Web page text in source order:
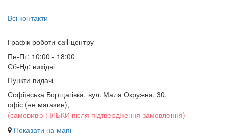
Всі контакти
Графік роботи сall-центру
Пн-Пт: 10:00 - 18:00
Сб-Нд: вихідні
Пункти видачі
Софіївська Борщагівка, вул. Мала Окружна, 30,
офіс (не магазин),
(самовивіз ТІЛЬКИ після підтвердження замовлення)
Показати на мапі